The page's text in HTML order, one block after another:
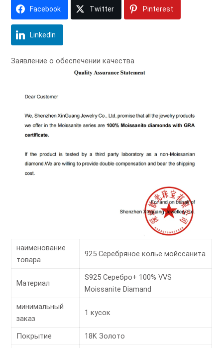
Facebook Twitter Pinterest
LinkedIn
Заявление о обеспечении качества
наименование
товара
925 Серебряное колье мойссанита
Материал
S925 Серебро+ 100% VVS
Moissanite Diamand
минимальный
заказ
1 кусок
Покрытие
18K Золото